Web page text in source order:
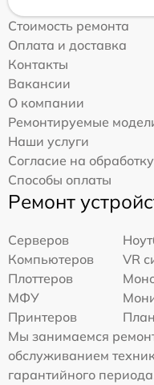
Стоимость ремонта
Оплата и доставка
Контакты
Вакансии
О компании
Ремонтируемые
Наши услуги
Согласие на
Способы оплаты
Ремонт
Серверов
Компьютеров
VR
Плоттеров
МФУ
Принтеров
Мы занимаемся
обслуживанием
гарантийного